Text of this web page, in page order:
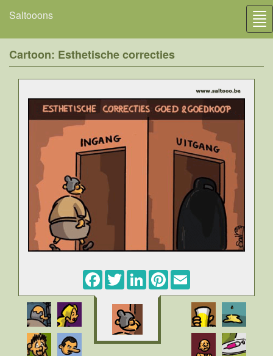
Saltooons
Cartoon: Esthetische correcties
Facebook
TwitterLinkedInPinterest